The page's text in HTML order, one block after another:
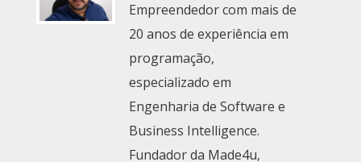
Empreendedor com mais de
20 anos de experiência em
programação,
especializado em
Engenharia de Software e
Business Intelligence.
Fundador da Made4u,